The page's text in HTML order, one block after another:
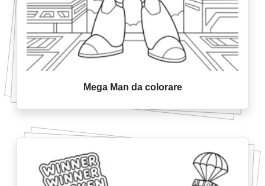
Mega Man da colorare